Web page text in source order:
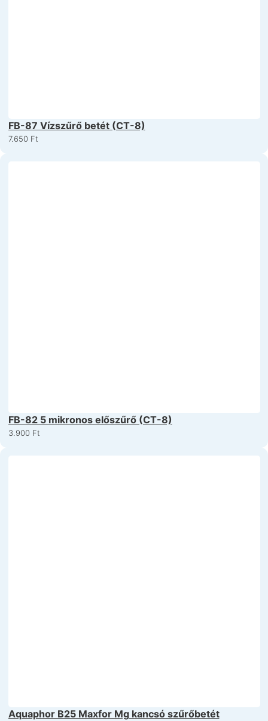
FB-87 Vízszűrő betét (CT-8)
7.650 Ft
FB-82 5 mikronos előszűrő (CT-8)
3.900 Ft
Aquaphor B25 Maxfor Mg kancsó szűrőbetét